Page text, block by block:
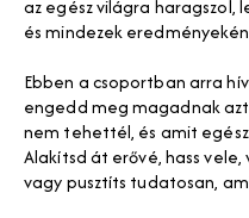
az egész világra haragszol,
és mindezek
Ebben a csoportban arra
engedd meg magadnak
nem tehettél, és amit
Alakítsd át erővé, hass
vagy pusztíts tudatosan,